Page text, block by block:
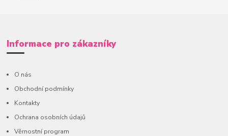
Informace pro zákazníky
O nás
Obchodní podmínky
Kontakty
Ochrana osobních údajů
Věrnostní program